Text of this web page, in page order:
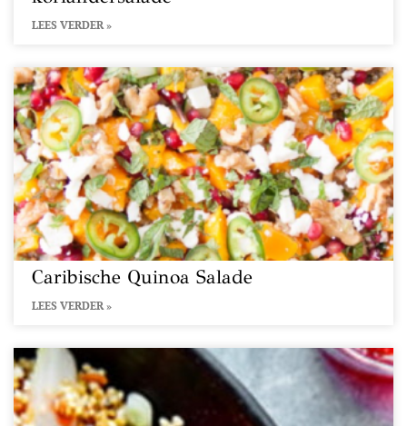
LEES VERDER »
Caribische Quinoa Salade
LEES VERDER »